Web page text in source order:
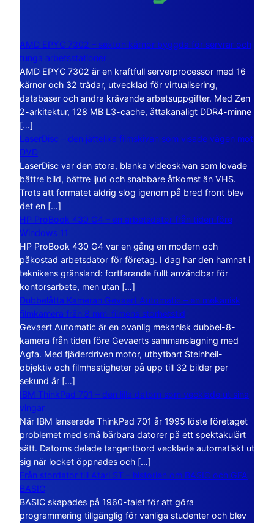
AMD EPYC 7302 – sexton kärnor byggda för servrar och
tunga arbetsstationer
AMD EPYC 7302 är en kraftfull serverprocessor med 16
kärnor och 32 trådar, utvecklad för virtualisering,
databaser och andra krävande arbetsuppgifter. Med Zen
2-arkitektur, 128 MB L3-cache, åttakanaligt DDR4-minne
[…]
LaserDisc – den jättelika filmskivan som visade vägen mot
DVD
LaserDisc var den stora, blanka videoskivan som lovade
bättre bild, bättre ljud och snabbare åtkomst än VHS.
Trots att formatet aldrig slog igenom på bred front blev
det en […]
HP ProBook 430 G4 – en arbetsdator från tiden före
Windows 11
HP ProBook 430 G4 var en gång en modern och
påkostad arbetsdator för företag. I dag har den hamnat i
teknikens gränsland: fortfarande fullt användbar för
kontorsarbete, men utan […]
Dubbelåtta Kameran Gevaert Automatic – en mekanisk
filmkamera från 8 mm-filmens storhetstid
Gevaert Automatic är en ovanlig mekanisk dubbel-8-
kamera från tiden före Gevaerts sammanslagning med
Agfa. Med fjäderdriven motor, utbytbart Steinheil-
objektiv och filmhastigheter på upp till 32 bilder per
sekund är […]
IBM ThinkPad 701 – den lilla datorn som vecklade ut sina
vingar
När IBM lanserade ThinkPad 701 år 1995 löste företaget
problemet med små bärbara datorer på ett spektakulärt
sätt. Datorns delade tangentbord vecklade automatiskt ut
sig när locket öppnades och […]
Från stordator till Atari ST – historien om BASIC och GFA
BASIC
BASIC skapades på 1960-talet för att göra
programmering tillgänglig för vanliga studenter och blev